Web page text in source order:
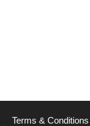
Terms & Conditions